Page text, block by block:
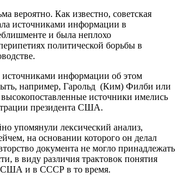
Как известно, советская
источниками информации в
и была неплохо
политической борьбы в
информации об этом
например, Гарольд (Ким) Филби или
источники имелись
президента США.
лексический анализ,
на основании которого он делал
документа не могло принадлежать
в виду различия трактовок понятия
США и в СССР в то время.